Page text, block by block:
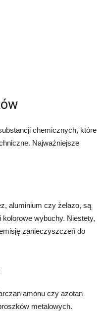
chemicznych, które
Najważniejsze
aluminium czy żelazo, są
wybuchy. Niestety,
zanieczyszczeń do
amonu czy azotan
metalowych.